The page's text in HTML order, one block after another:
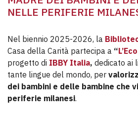
NELLE PERIFERIE
Nel biennio 2025-2026, la
Casa della Carità partecipa a “
progetto di IBBY Italia, dedicato ai
tante lingue del mondo, per
dei bambini e delle bambine che
periferie milanesi.